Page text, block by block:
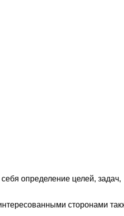
определение целей, задач,
сторонами